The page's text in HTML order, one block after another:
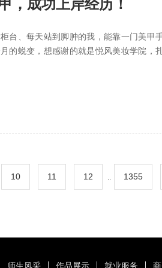
，成功上岸经历！
台、每天站到脚肿的我，能靠一门美甲
的蜕变，想感谢的就是悦风美妆学院，
10 11 12 .. 1355
师生风采 作品展示 就业服务